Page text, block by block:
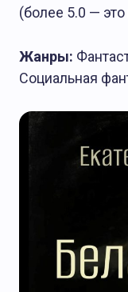
(более 5.0 —
Жанры:
Социальная